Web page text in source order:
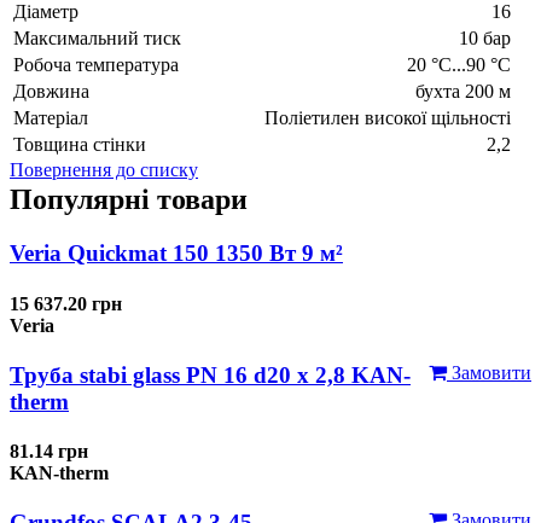
Діаметр
16
Максимальний тиск
10 бар
Робоча температура
20 °C...90 °C
Довжина
бухта 200 м
Матеріал
Поліетилен високої щільності
Товщина стінки
2,2
Повернення до списку
Популярні товари
Veria Quickmat 150 1350 Вт 9 м²
15 637.20 грн
Veria
Замовити
Труба stabi glass PN 16 d20 х 2,8 KAN-
therm
81.14 грн
KAN-therm